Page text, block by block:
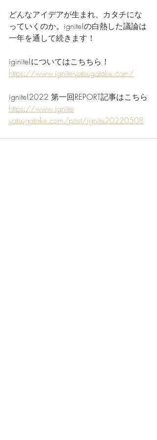
どんなアイデアが生まれ、カタチにな
っていくのか。ignite!の白熱した議論は
一年を通して続きます！
iginite!についてはこちちら！
https://www.ignite-yatsugatake.com/
ignite!2022 第一回REPORT記事はこちら
https://www.ignite-
yatsugatake.com/post/ignite20220508